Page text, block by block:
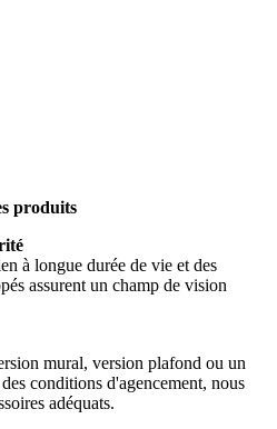
produits
à longue durée de vie et des
assurent un champ de vision
mural, version plafond ou un
conditions d'agencement, nous
adéquats.